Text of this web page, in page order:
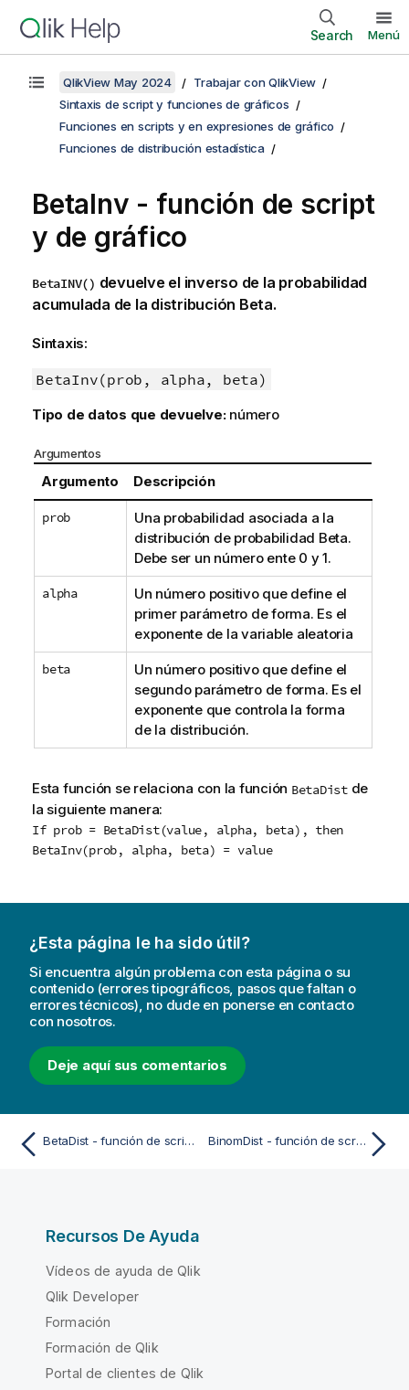
Search Menú
QlikView May 2024
Trabajar con QlikView
Sintaxis de script y funciones de gráficos
Funciones en scripts y en expresiones de gráfico
Funciones de distribución estadística
BetaInv - función de script
y de gráfico
BetaINV() devuelve el inverso de la probabilidad
acumulada de la distribución Beta.
Sintaxis:
BetaInv(prob, alpha, beta)
Tipo de datos que devuelve: número
Argumentos
Argumento Descripción
prob
Una probabilidad asociada a la
distribución de probabilidad Beta.
Debe ser un número ente 0 y 1.
alpha
Un número positivo que define el
primer parámetro de forma. Es el
exponente de la variable aleatoria
beta
Un número positivo que define el
segundo parámetro de forma. Es el
exponente que controla la forma
de la distribución.
Esta función se relaciona con la función BetaDistde
la siguiente manera:
If prob = BetaDist(value, alpha, beta), then
BetaInv(prob, alpha, beta) = value
¿Esta página le ha sido útil?
Si encuentra algún problema con esta página o su
contenido (errores tipográficos, pasos que faltan o
errores técnicos), no dude en ponerse en contacto
con nosotros.
Deje aquí sus comentarios
BetaDist - función de script y de gráfico BinomDist - función de script y de gráfico
Recursos De Ayuda
Vídeos de ayuda de Qlik
Qlik Developer
Formación
Formación de Qlik
Portal de clientes de Qlik